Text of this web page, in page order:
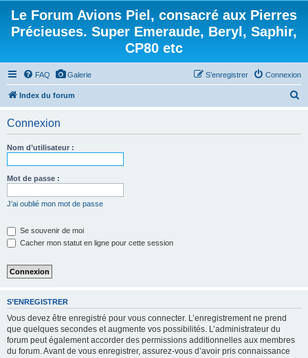
Le Forum Avions Piel, consacré aux Pierres
Précieuses. Super Emeraude, Beryl, Saphir,
CP80 etc
FAQ Galerie Connexion
S’enregistrer
Index du forum
Connexion
Nom d’utilisateur :
Mot de passe :
J’ai oublié mon mot de passe
Se souvenir de moi
Cacher mon statut en ligne pour cette session
S’ENREGISTRER
Vous devez être enregistré pour vous connecter. L’enregistrement ne prend
que quelques secondes et augmente vos possibilités. L’administrateur du
forum peut également accorder des permissions additionnelles aux membres
du forum. Avant de vous enregistrer, assurez-vous d’avoir pris connaissance